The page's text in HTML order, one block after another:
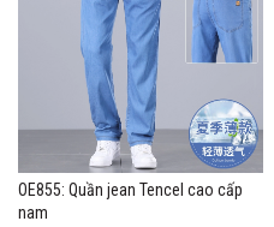
OE855: Quần jean Tencel cao cấp
nam